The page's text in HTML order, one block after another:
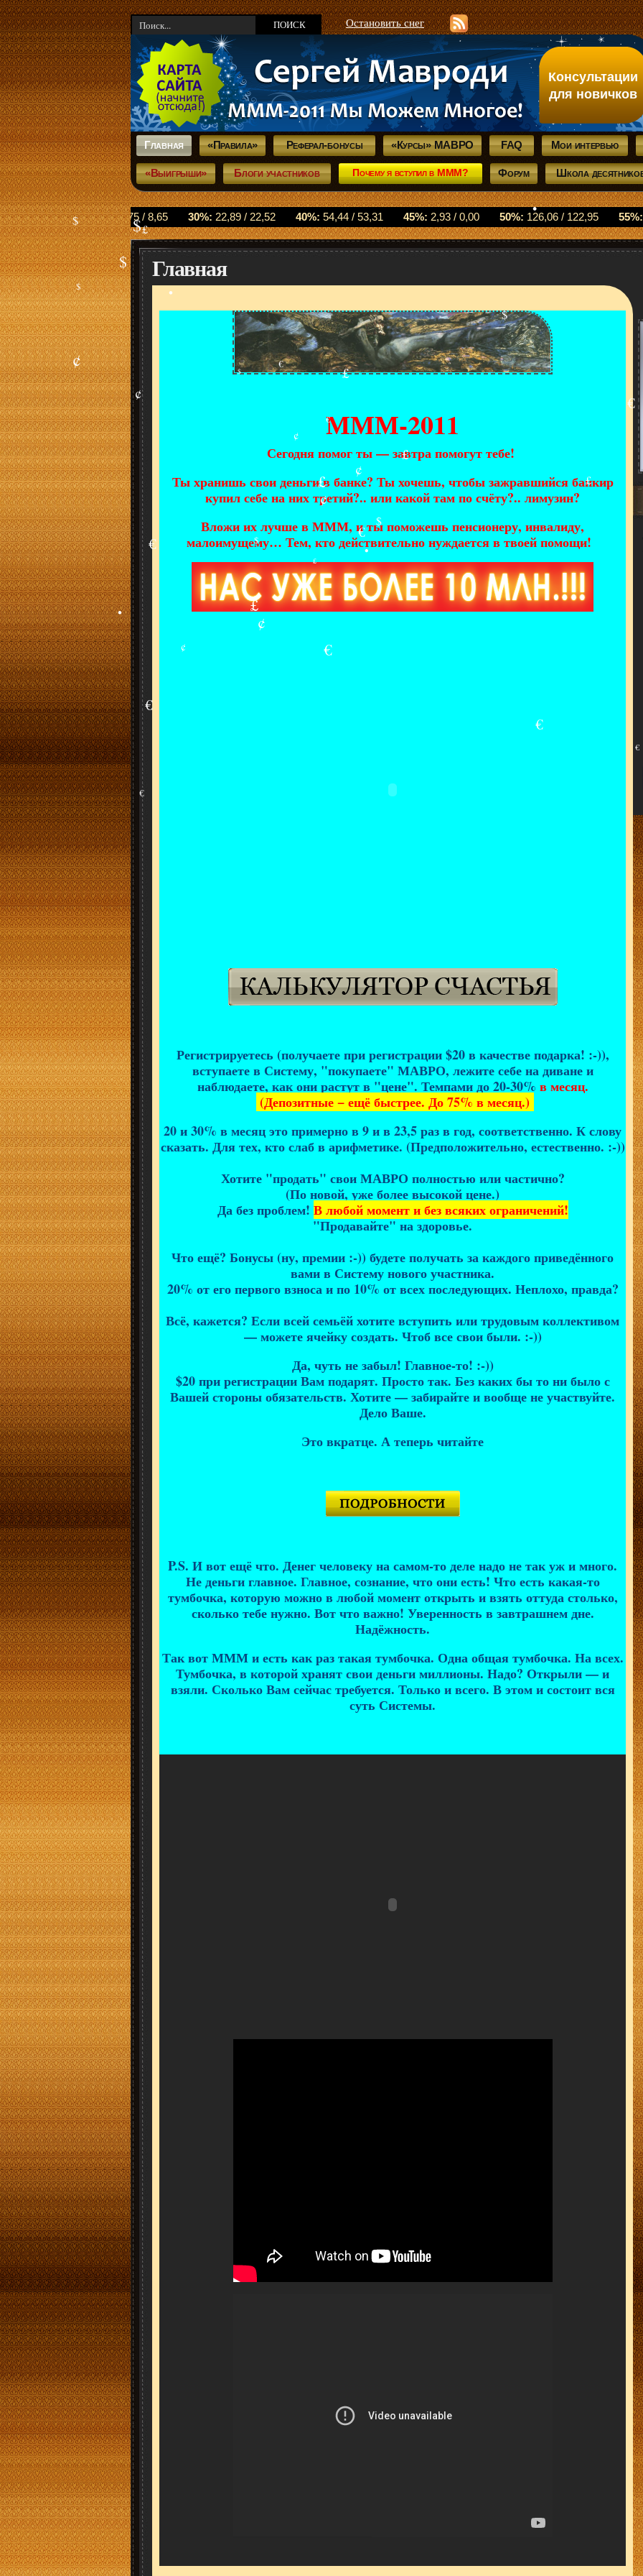
£
£
¢
$
¢
£
¢
£
¢
$
€
$
€
€
$
•
¢
$
£
$
$
•
•
•
$
$
Остановить снег
Консультации
для новичков
Главная «Правила» Реферал-бонусы «Курсы» МАВРО FAQ Мои интервью
«Выигрыши» Блоги участников Почему я вступил в МММ? Форум Школа
Главная
МММ-2011
Сегодня помог ты — завтра помогут тебе!
Ты хранишь свои деньги в банке? Ты хочешь, чтобы зажравшийся банкир
купил себе на них третий?.. или какой там по счёту?.. лимузин?
Вложи их лучше в МММ, и ты поможешь пенсионеру, инвалиду,
малоимущему… Тем, кто действительно нуждается в твоей помощи!
Регистрируетесь (получаете при регистрации $20 в качестве подарка! :-)),
вступаете в Систему, "покупаете" МАВРО, лежите себе на диване и
наблюдаете, как они растут в "цене". Темпами до 20-30% в месяц.
(Депозитные − ещё быстрее. До 75% в месяц.)
20 и 30% в месяц это примерно в 9 и в 23,5 раз в год, соответственно. К слову
сказать. Для тех, кто слаб в арифметике. (Предположительно, естественно. :-))
Хотите "продать" свои МАВРО полностью или частично?
(По новой, уже более высокой цене.)
Да без проблем! В любой момент и без всяких ограничений!
"Продавайте" на здоровье.
Что ещё? Бонусы (ну, премии :-)) будете получать за каждого приведённого
вами в Систему нового участника.
20% от его первого взноса и по 10% от всех последующих. Неплохо, правда?
Всё, кажется? Если всей семьёй хотите вступить или трудовым коллективом
— можете ячейку создать. Чтоб все свои были. :-))
Да, чуть не забыл! Главное-то! :-))
$20 при регистрации Вам подарят. Просто так. Без каких бы то ни было с
Вашей стороны обязательств. Хотите — забирайте и вообще не участвуйте.
Дело Ваше.
Это вкратце. А теперь читайте
P.S. И вот ещё что. Денег человеку на самом-то деле надо не так уж и много.
Не деньги главное. Главное, сознание, что они есть! Что есть какая-то
тумбочка, которую можно в любой момент открыть и взять оттуда столько,
сколько тебе нужно. Вот что важно! Уверенность в завтрашнем дне.
Надёжность.
Так вот МММ и есть как раз такая тумбочка. Одна общая тумбочка. На всех.
Тумбочка, в которой хранят свои деньги миллионы. Надо? Открыли — и
взяли. Сколько Вам сейчас требуется. Только и всего. В этом и состоит вся
суть Системы.